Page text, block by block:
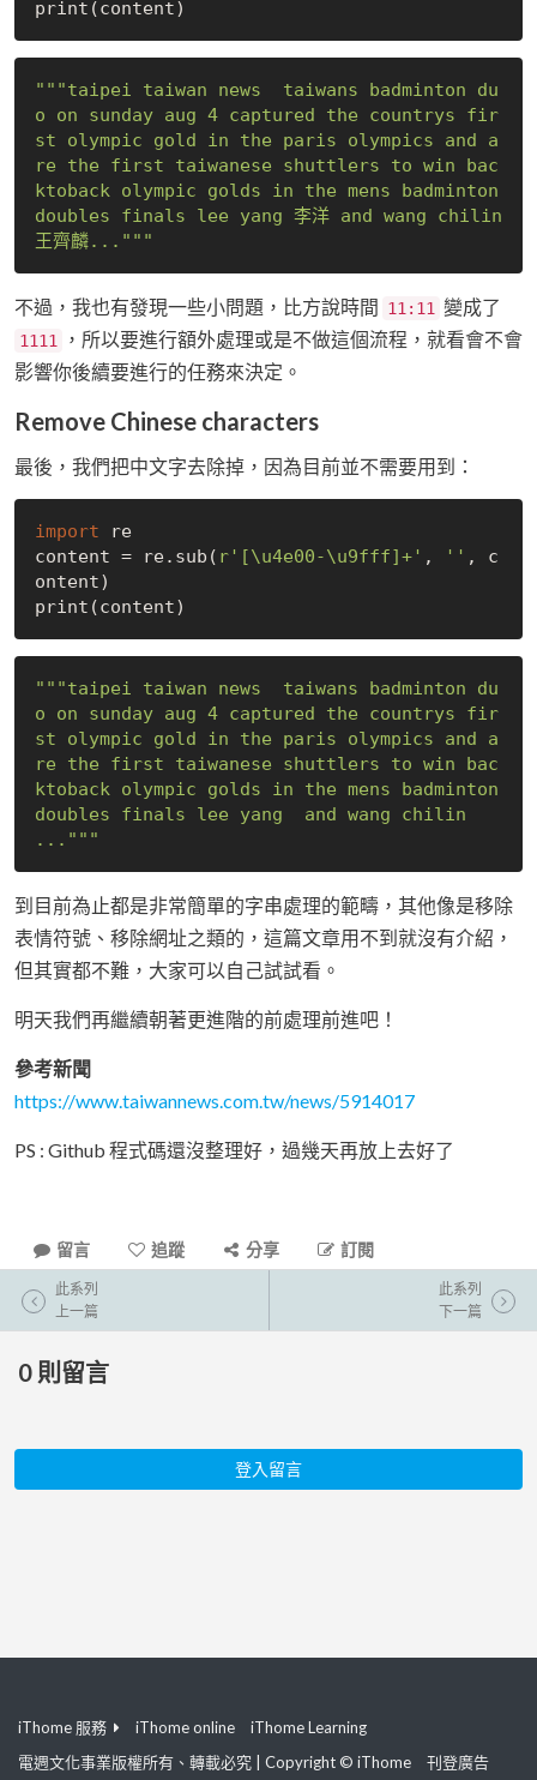
"""taipei taiwan news  taiwans badminton du
o on sunday aug 4 captured the countrys fir
st olympic gold in the paris olympics and a
re the first taiwanese shuttlers to win bac
ktoback olympic golds in the mens badminton
doubles finals lee yang 李洋 and wang chilin
王齊麟..."""
不過，我也有發現一些小問題，比方說時間 11:11 變成了
1111
，所以要進行額外處理或是不做這個流程，就看會不會
影響你後續要進行的任務來決定。
Remove Chinese characters
最後，我們把中文字去除掉，因為目前並不需要用到：
import re
content = re.sub( r'[\u4e00-\u9fff]+' , '' , c
ontent)
"""taipei taiwan news  taiwans badminton du
o on sunday aug 4 captured the countrys fir
st olympic gold in the paris olympics and a
re the first taiwanese shuttlers to win bac
ktoback olympic golds in the mens badminton
doubles finals lee yang  and wang chilin
..."""
到目前為止都是非常簡單的字串處理的範疇，其他像是移除
表情符號、移除網址之類的，這篇文章用不到就沒有介紹，
但其實都不難，大家可以自己試試看。
明天我們再繼續朝著更進階的前處理前進吧！
參考新聞
https://www.taiwannews.com.tw/news/5914017
PS : Github 程式碼還沒整理好，過幾天再放上去好了
留言 追蹤 分享 訂閱
此系列
上一篇
此系列
下一篇
0 則留言
登入留言
iThome 服務 iThome online
iThome Learning
電週文化事業版權所有、轉載必究 | Copyright © iThome
刊登廣告